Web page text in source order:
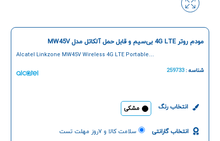
مودم روتر 4G LTE بی‌سیم و قابل حمل آلکاتل مدل MW45V
Alcatel Linkzone MW45V Wireless 4G LTE Portable
شناسه :259733
انتخاب رنگ مشکی
انتخاب گارانتی سلامت کالا و ۷روز مهلت تست